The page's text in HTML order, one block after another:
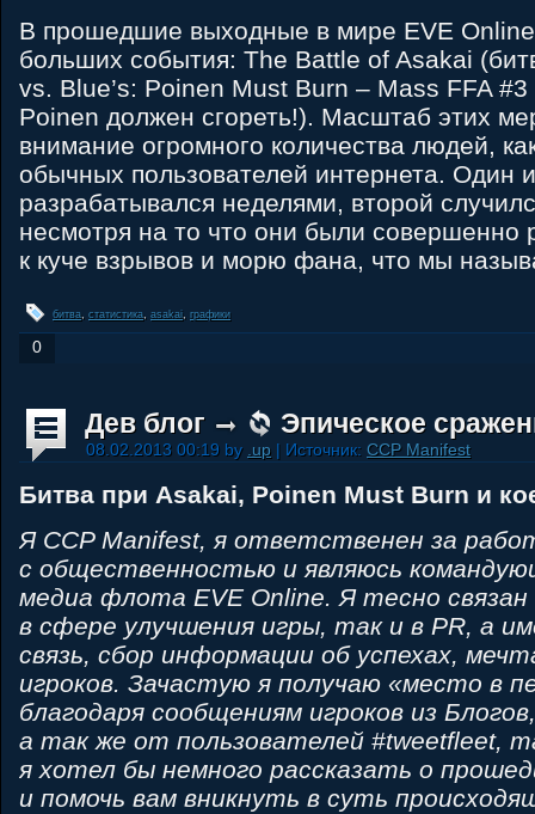
В прошедшие выходные в мире EVE
больших события: The Battle of Asakai
vs. Blue’s: Poinen Must Burn – Mass FFA
Poinen должен сгореть!). Масштаб этих
внимание огромного количества людей,
обычных пользователей интернета. Один
разрабатывался неделями, второй
несмотря на то что они были совершенно
к куче взрывов и морю фана, что мы
битва статистика asakai графики
0
Дев блог Эпическое
08.02.2013 00:19 by .up | Источник: CCP Manifest
Битва при Asakai, Poinen Must Burn и
Я CCP Manifest, я ответственен за
с общественностью и являюсь
медиа флота EVE Online. Я тесно связан
в сфере улучшения игры, так и в PR, а
связь, сбор информации об успехах,
игроков. Зачастую я получаю «место в
благодаря сообщениям игроков из
а так же от пользователей #tweetfleet,
я хотел бы немного рассказать о
и помочь вам вникнуть в суть